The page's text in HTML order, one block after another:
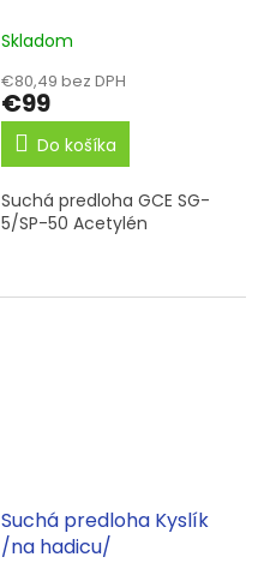
Skladom
€80,49 bez DPH
€99
Do košíka
Suchá predloha GCE SG-
5/SP-50 Acetylén
Suchá predloha Kyslík
/na hadicu/